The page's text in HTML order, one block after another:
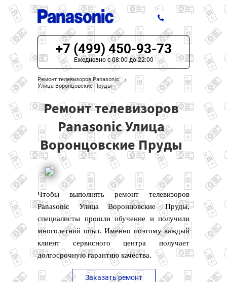
ЦЕНЫ НА РЕМОНТ
О СЕРВИСЕ
МОДЕЛИ PANASONIC
НАШИ КОНТАКТЫ
+7 (499) 450-93-73
Ежедневно с 08:00 до 22:00
Ремонт телевизоров Panasonic
Улица Воронцовские Пруды
Ремонт телевизоров
Panasonic Улица
Воронцовские Пруды
Чтобы выполнять ремонт телевизоров
Panasonic Улица Воронцовские Пруды,
специалисты прошли обучение и получили
многолетний опыт. Именно поэтому каждый
клиент сервисного центра получает
долгосрочную гарантию качества.
Заказать ремонт